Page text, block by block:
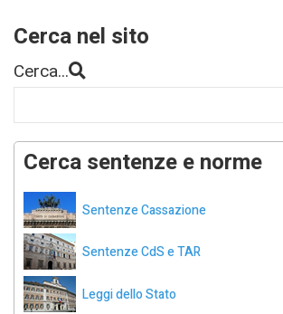
Cerca nel sito
Cerca...
Cerca sentenze e norme
Sentenze Cassazione
Sentenze CdS e TAR
Leggi dello Stato